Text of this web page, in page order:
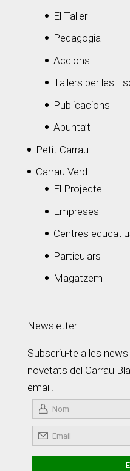
El Taller
Pedagogia
Accions
Tallers per les
Publicacions
Apunta’t
Petit Carrau
Carrau Verd
El Projecte
Empreses
Centres
Particulars
Magatzem
Newsletter
Subscriu-te a les
novetats del Carrau
email.